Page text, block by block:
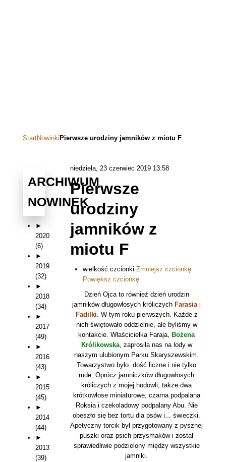
StartNowinki Pierwsze urodziny jamników z miotu F
niedziela, 23 czerwiec 2019 13:58
Pierwsze
urodziny
jamników z
miotu F
wielkość czcionki Zmniejsz czcionkę
Powiększ czcionkę
Dzień Ojca to również dzień urodzin
jamników długowłosych króliczych Farasiai
Fadilki. W tym roku pierwszych. Każde z
nich świętowało oddzielnie, ale byliśmy w
kontakcie. Właścicielka Faraja, Bożena
Królikowska, zaprosiła nas na lody w
naszym ulubionym Parku Skaryszewskim.
Towarzystwo było dość liczne i nie tylko
rude. Oprócz jamniczków długowłosych
króliczych z mojej hodowli, także dwa
krótkowłose miniaturowe, czarna podpalana
Roksia i czekoladowy podpalany Abu. Nie
obeszło się bez tortu dla psów i... świeczki.
Apetyczny torcik był przygotowany z pysznej
puszki oraz psich przysmaków i został
sprawiedliwie podzielony między wszystkie
jamniki.
ARCHIWUM
NOWINEK
►
2020
(6)
►
2019
(32)
►
2018
(34)
►
2017
(49)
►
2016
(43)
►
2015
(45)
►
2014
(44)
►
2013
(39)